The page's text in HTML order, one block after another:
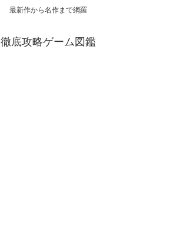
最新作から名作まで網羅
徹底攻略ゲーム図鑑